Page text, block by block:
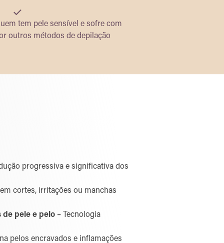
tem pele sensível e sofre com
outros métodos de depilação
progressiva e significativa dos
cortes, irritações ou manchas
de pele e pelo – Tecnologia
pelos encravados e inflamações